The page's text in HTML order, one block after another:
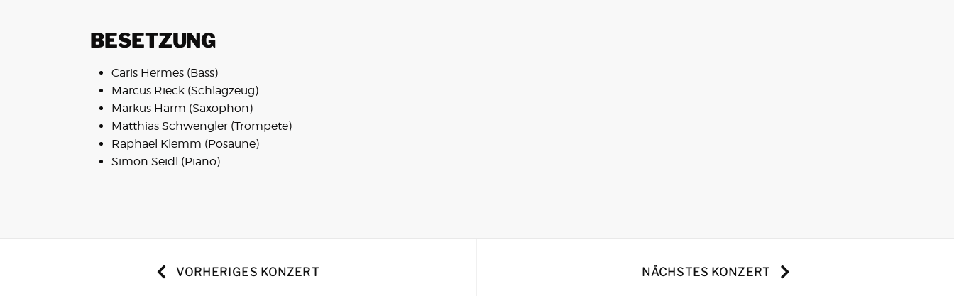
BESETZUNG
Caris Hermes (Bass)
Marcus Rieck (Schlagzeug)
Markus Harm (Saxophon)
Matthias Schwengler (Trompete)
Raphael Klemm (Posaune)
Simon Seidl (Piano)
VORHERIGES KONZERT NÄCHSTES KONZERT